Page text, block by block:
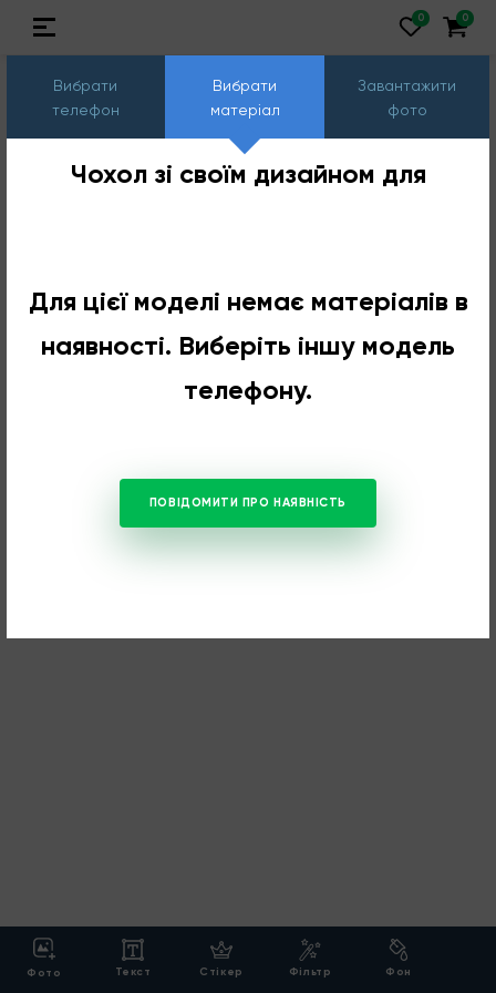
Вибрати
телефон
Вибрати
матеріал
Завантажити
фото
Чохол зі своїм дизайном для
Для цієї моделі немає матеріалів в
наявності. Виберіть іншу модель
телефону.
ПОВІДОМИТИ ПРО НАЯВНІСТЬ
Фото Текст Cтікер Фільтр Фон